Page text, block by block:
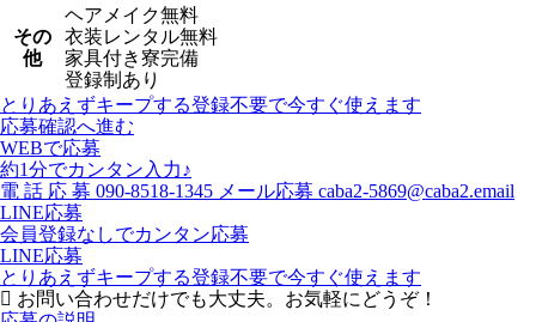
その
他
ヘアメイク無料
衣装レンタル無料
家具付き寮完備
登録制あり
とりあえずキープする登録不要で今すぐ使えます
応募確認へ進む
WEBで応募
約1分でカンタン入力♪
電 話 応 募 090-8518-1345 メール応募 caba2-5869@caba2.email
LINE応募
会員登録なしでカンタン応募
LINE応募
とりあえずキープする登録不要で今すぐ使えます
お問い合わせだけでも大丈夫。お気軽にどうぞ！